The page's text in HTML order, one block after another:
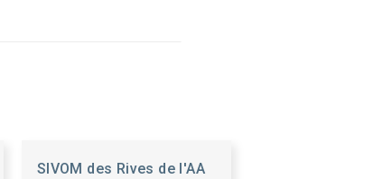
SIVOM des Rives de l'AA